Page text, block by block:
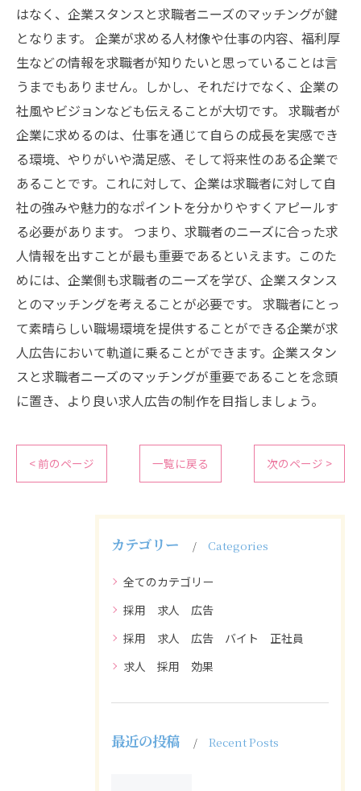
はなく、企業スタンスと求職者ニーズのマッチングが鍵
となります。 企業が求める人材像や仕事の内容、福利厚
生などの情報を求職者が知りたいと思っていることは言
うまでもありません。しかし、それだけでなく、企業の
社風やビジョンなども伝えることが大切です。 求職者が
企業に求めるのは、仕事を通じて自らの成長を実感でき
る環境、やりがいや満足感、そして将来性のある企業で
あることです。これに対して、企業は求職者に対して自
社の強みや魅力的なポイントを分かりやすくアピールす
る必要があります。 つまり、求職者のニーズに合った求
人情報を出すことが最も重要であるといえます。このた
めには、企業側も求職者のニーズを学び、企業スタンス
とのマッチングを考えることが必要です。 求職者にとっ
て素晴らしい職場環境を提供することができる企業が求
人広告において軌道に乗ることができます。企業スタン
スと求職者ニーズのマッチングが重要であることを念頭
に置き、より良い求人広告の制作を目指しましょう。
< 前のページ 一覧に戻る 次のページ >
カテゴリー Categories
全てのカテゴリー
採用 求人 広告
採用 求人 広告 バイト 正社員
求人 採用 効果
最近の投稿 Recent Posts